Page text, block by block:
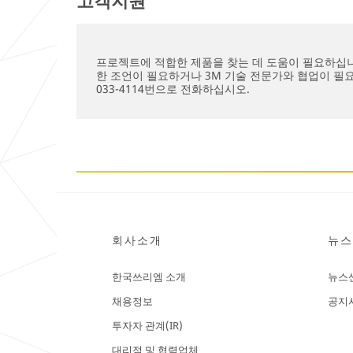
프로젝트에 적합한 제품을 찾는 데 도움이 필요하십
한 조언이 필요하거나 3M 기술 전문가와 협업이 필
033-4114번으로 전화하십시오.
회사소개
한국쓰리엠 소개
채용정보
투자자 관계(IR)
대리점 및 협력업체
뉴스
뉴스
공지